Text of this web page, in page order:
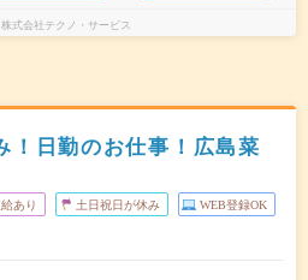
株式会社テクノ・サービス
！日勤のお仕事！広島菜
あり 土日祝日が休み WEB登録OK